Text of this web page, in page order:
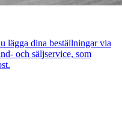
lägga dina beställningar via
och säljservice, som